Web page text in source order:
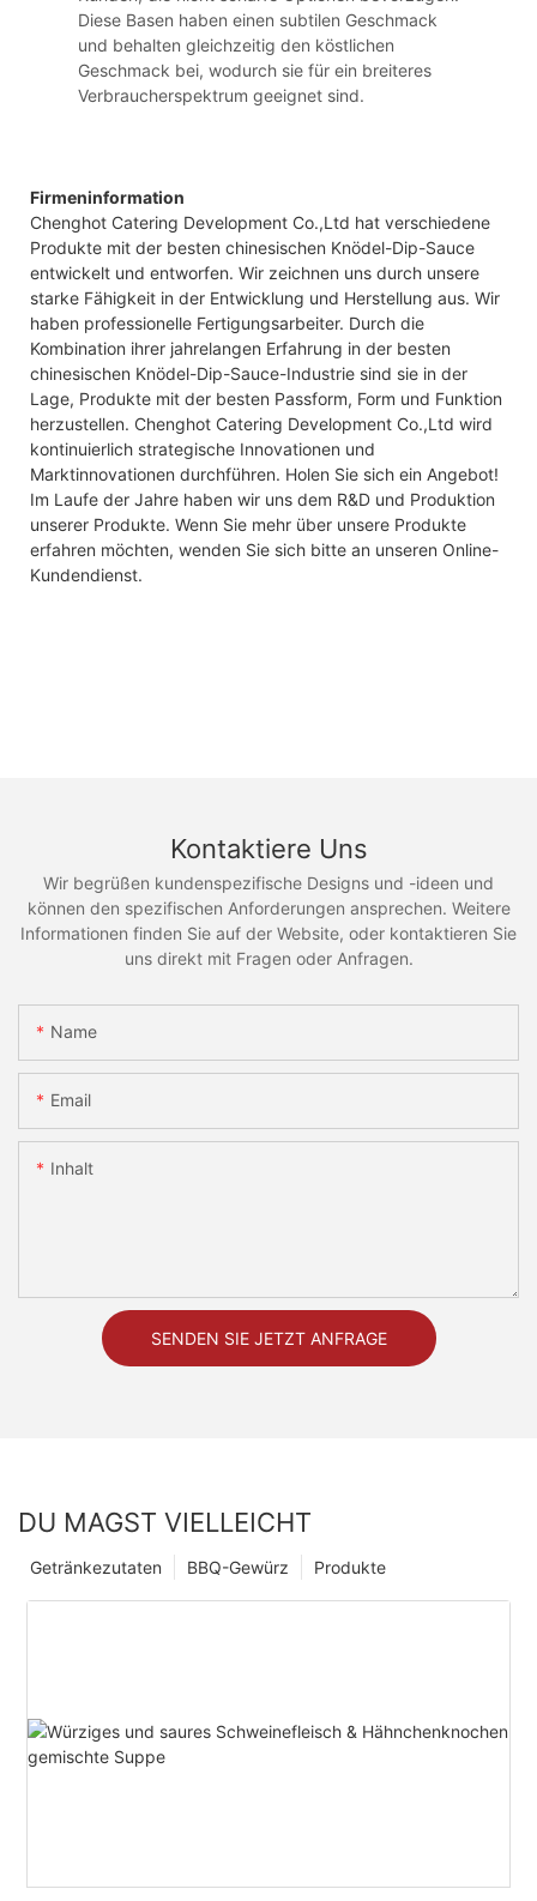
Diese Basen haben einen subtilen Geschmack
und behalten gleichzeitig den köstlichen
Geschmack bei, wodurch sie für ein breiteres
Verbraucherspektrum geeignet sind.
Firmeninformation
Chenghot Catering Development Co.,Ltd hat verschiedene
Produkte mit der besten chinesischen Knödel-Dip-Sauce
entwickelt und entworfen. Wir zeichnen uns durch unsere
starke Fähigkeit in der Entwicklung und Herstellung aus. Wir
haben professionelle Fertigungsarbeiter. Durch die
Kombination ihrer jahrelangen Erfahrung in der besten
chinesischen Knödel-Dip-Sauce-Industrie sind sie in der
Lage, Produkte mit der besten Passform, Form und Funktion
herzustellen. Chenghot Catering Development Co.,Ltd wird
kontinuierlich strategische Innovationen und
Marktinnovationen durchführen. Holen Sie sich ein Angebot!
Im Laufe der Jahre haben wir uns dem R&D und Produktion
unserer Produkte. Wenn Sie mehr über unsere Produkte
erfahren möchten, wenden Sie sich bitte an unseren Online-
Kundendienst.
Kontaktiere Uns
Wir begrüßen kundenspezifische Designs und -ideen und
können den spezifischen Anforderungen ansprechen. Weitere
Informationen finden Sie auf der Website, oder kontaktieren Sie
uns direkt mit Fragen oder Anfragen.
Name
Email
Inhalt
SENDEN SIE JETZT ANFRAGE
DU MAGST VIELLEICHT
Produkte
BBQ-Gewürz
Getränkezutaten